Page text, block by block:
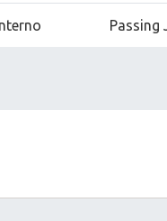
Passing